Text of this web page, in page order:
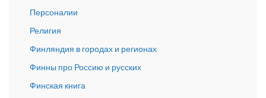
Персоналии
Религия
Финляндия в городах и регионах
Финны про Россию и русских
Финская книга